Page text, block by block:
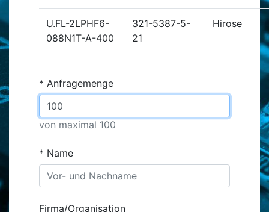
U.FL-2LPHF6-
088N1T-A-400
321-5387-5-
21
Hirose
Anfragemenge
von maximal 100
Name
Firma/Organisation